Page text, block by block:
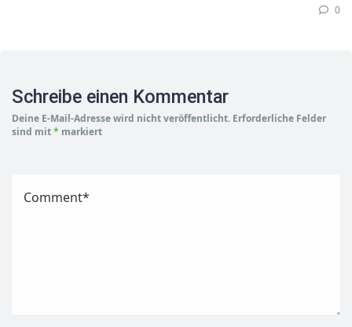
0
Schreibe einen Kommentar
Deine E-Mail-Adresse wird nicht veröffentlicht. Erforderliche Felder
sind mit* markiert